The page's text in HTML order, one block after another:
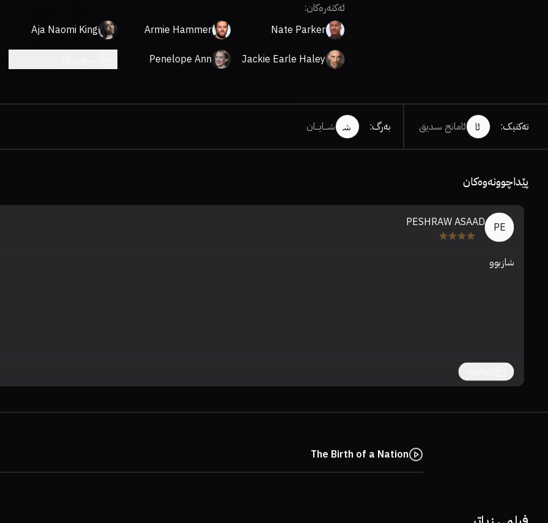
ئەکتەرەکان:
Nate Parker
Armie Hammer
Aja Naomi King
Jackie Earle Haley
Penelope Ann
تەکنیک: ئا ئامانج سدیق بەرگ: شـ شـــایـــان
پێداچوونەوەکان
PE
PESHRAW ASAAD
شازبوو
The Birth of a Nation